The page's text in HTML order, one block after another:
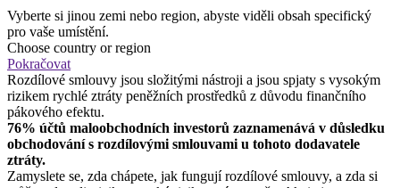
Vyberte si jinou zemi nebo region, abyste viděli obsah specifický
pro vaše umístění.
Choose country or region
Pokračovat
Rozdílové smlouvy jsou složitými nástroji a jsou spjaty s vysokým
rizikem rychlé ztráty peněžních prostředků z důvodu finančního
pákového efektu.
76% účtů maloobchodních investorů zaznamenává v důsledku
obchodování s rozdílovými smlouvami u tohoto dodavatele
ztráty.
Zamyslete se, zda chápete, jak fungují rozdílové smlouvy, a zda si